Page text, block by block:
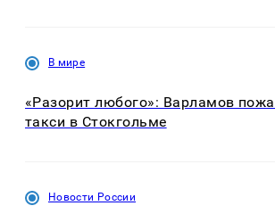
В мире
«Разорит любого»: Варламов
такси в Стокгольме
Новости России